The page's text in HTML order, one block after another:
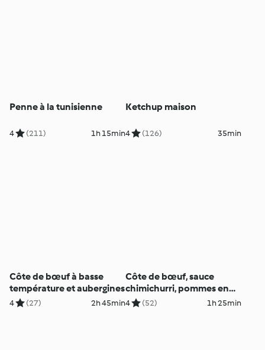
Penne à la tunisienne
4 (211) 1h 15min
Ketchup maison
4 (126) 35min
Côte de bœuf à basse
température et aubergines
4 (27) 2h 45min
Côte de bœuf, sauce
chimichurri, pommes en
éventail
4 (52) 1h 25min